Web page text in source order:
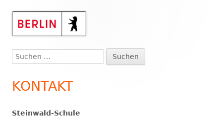
Haupt-
Suchen
nach:
KONTAKT
Steinwald-Schule